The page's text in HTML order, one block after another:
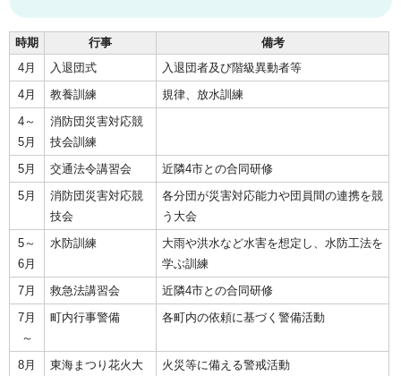
時期 行事
備考
4月
入退団式
入退団者及び階級異動者等
4月
教養訓練
規律、放水訓練
4～
5月
消防団災害対応競
技会訓練
5月
交通法令講習会
近隣4市との合同研修
5月
消防団災害対応競
技会
各分団が災害対応能力や団員間の連携を競
う大会
5～
6月
水防訓練
大雨や洪水など水害を想定し、水防工法を
学ぶ訓練
7月
救急法講習会
近隣4市との合同研修
7月
～
町内行事警備 各町内の依頼に基づく警備活動
8月
東海まつり花火大
火災等に備える警戒活動